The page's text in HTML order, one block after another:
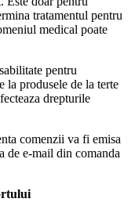
tratamentul pentru
medical poate
pentru
la produsele de la terte
drepturile
comenzii va fi emisa
de e-mail din comanda